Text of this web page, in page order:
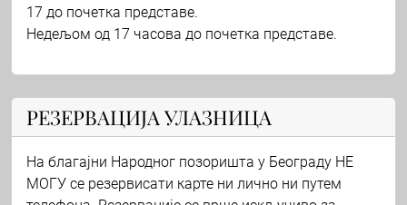
17 до почетка представе.
Недељом од 17 часова до почетка представе.
РЕЗЕРВАЦИЈА УЛАЗНИЦА
На благајни Народног позоришта у Београду НЕ
МОГУ се резервисати карте ни лично ни путем